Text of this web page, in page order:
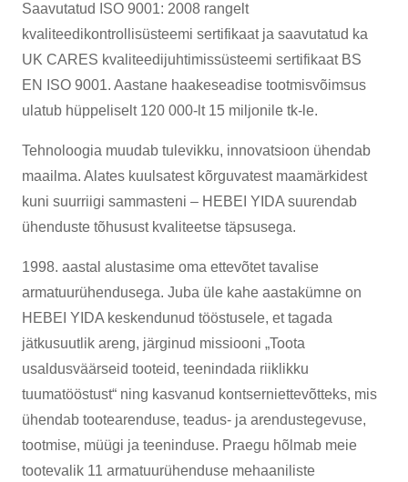
Saavutatud ISO 9001: 2008 rangelt
kvaliteedikontrollisüsteemi sertifikaat ja saavutatud ka
UK CARES kvaliteedijuhtimissüsteemi sertifikaat BS
EN ISO 9001. Aastane haakeseadise tootmisvõimsus
ulatub hüppeliselt 120 000-lt 15 miljonile tk-le.
Tehnoloogia muudab tulevikku, innovatsioon ühendab
maailma. Alates kuulsatest kõrguvatest maamärkidest
kuni suurriigi sammasteni – HEBEI YIDA suurendab
ühenduste tõhusust kvaliteetse täpsusega.
1998. aastal alustasime oma ettevõtet tavalise
armatuurühendusega. Juba üle kahe aastakümne on
HEBEI YIDA keskendunud tööstusele, et tagada
jätkusuutlik areng, järginud missiooni „Toota
usaldusväärseid tooteid, teenindada riiklikku
tuumatööstust“ ning kasvanud kontserniettevõtteks, mis
ühendab tootearenduse, teadus- ja arendustegevuse,
tootmise, müügi ja teeninduse. Praegu hõlmab meie
tootevalik 11 armatuurühenduse mehaaniliste